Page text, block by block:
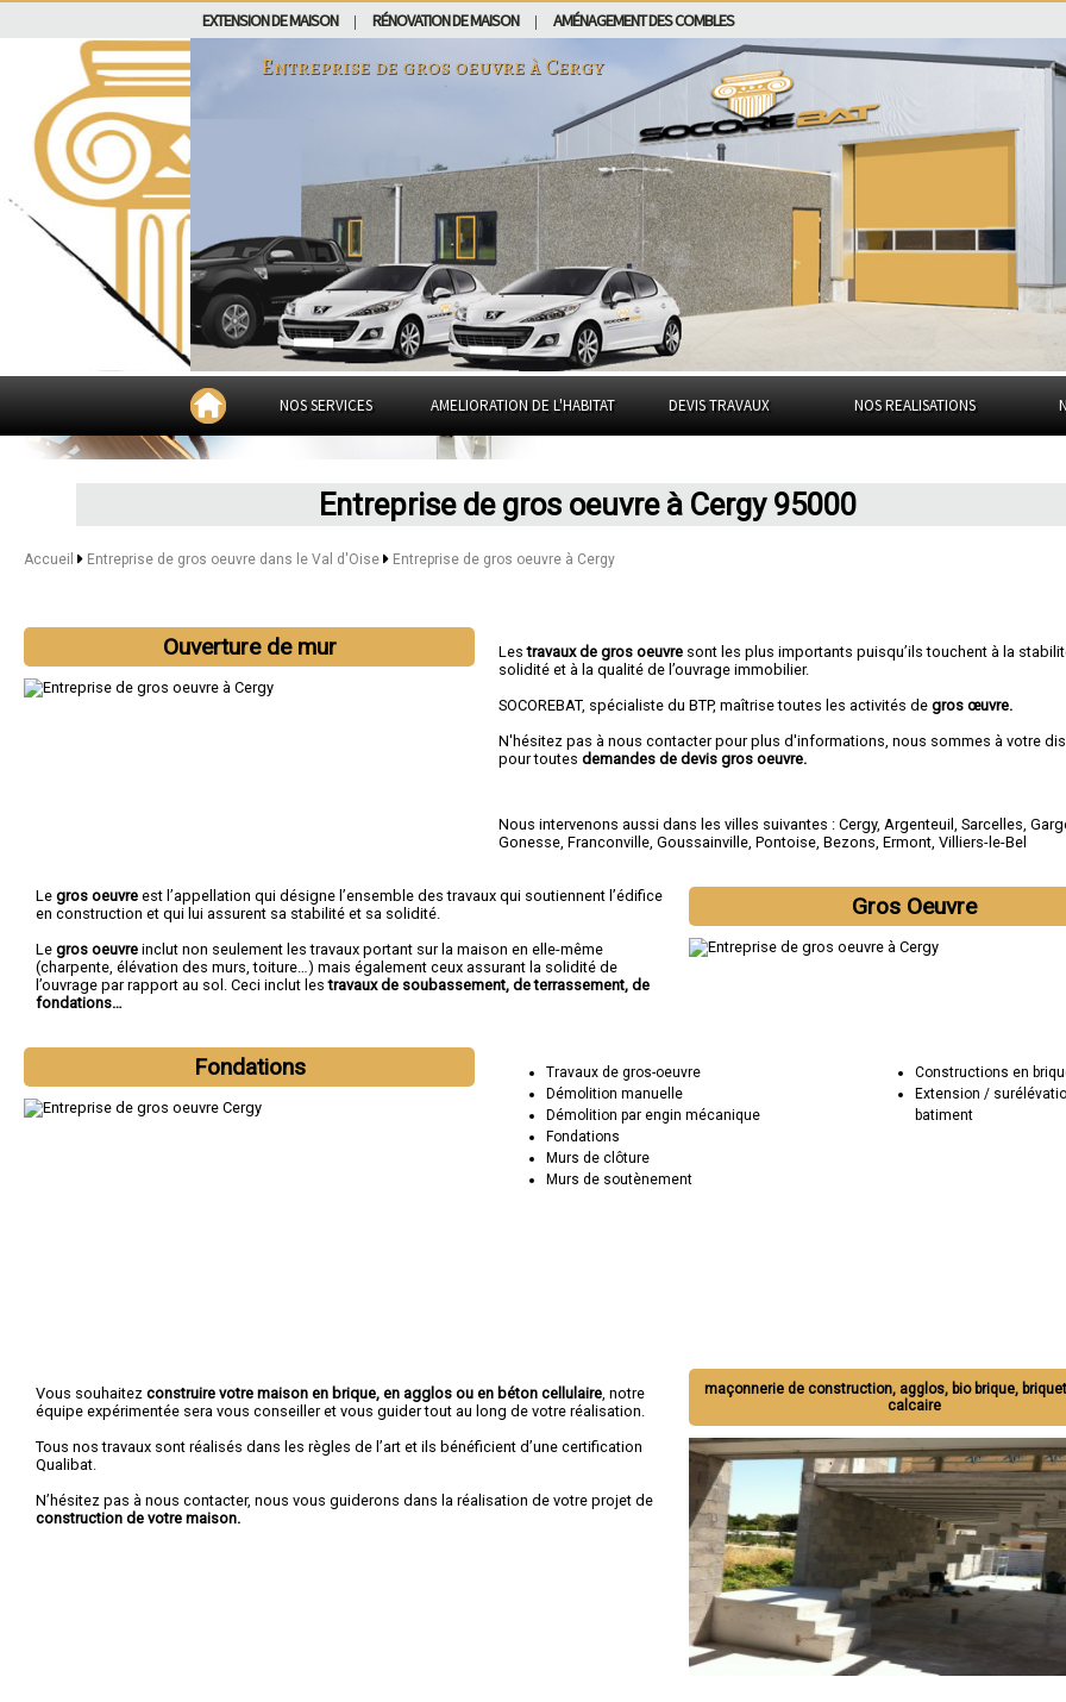
EXTENSION DE MAISON RÉNOVATION DE MAISON AMÉNAGEMENT DES COMBLES
Entreprise de gros oeuvre àCergy
NOS SERVICES AMELIORATION DE L'HABITAT DEVIS TRAVAUX NOS REALISATIONS
Entreprise de gros oeuvre à Cergy 95000
Accueil Entreprise de gros oeuvre dans le Val d'Oise Entreprise de gros oeuvre à Cergy
Ouverture de mur Lestravaux de gros oeuvre sont les plus importants puisqu’ils touchent à la
solidité et à la qualité de l’ouvrage immobilier.
SOCOREBAT, spécialiste du BTP, maîtrise toutes les activités degros œuvre.
N'hésitez pas à nous contacter pour plus d'informations, nous sommes à votre
pour toutesdemandes de devis gros oeuvre.
Nous intervenons aussi dans les villes suivantes :Cergy,Argenteuil,Sarcelles,
Gonesse,Franconville,Goussainville,Pontoise,Bezons,Ermont,Villiers-le-Bel
Gros Oeuvre
Le gros oeuvre est l’appellation qui désigne l’ensemble des travaux qui soutiennent l’édifice
en construction et qui lui assurent sa stabilité et sa solidité.
Le gros oeuvre inclut non seulement les travaux portant sur la maison en elle-même
(charpente, élévation des murs, toiture…) mais également ceux assurant la solidité de
l’ouvrage par rapport au sol. Ceci inclut lestravaux de soubassement, de terrassement, de
fondations…
Fondations
Travaux de gros-oeuvre
Démolition manuelle
Démolition par engin mécanique
Fondations
Murs de clôture
Murs de soutènement
Constructions en
Extension /
batiment
maçonnerie de construction, agglos, bio brique,
calcaire
Vous souhaitez construire votre maison en brique, en agglos ou en béton cellulaire, notre
équipe expérimentée sera vous conseiller et vous guider tout au long de votre réalisation.
Tous nos travaux sont réalisés dans les règles de l’art et ils bénéficient d’une certification
Qualibat.
N’hésitez pas à nous contacter, nous vous guiderons dans la réalisation de votre projet de
construction de votre maison.